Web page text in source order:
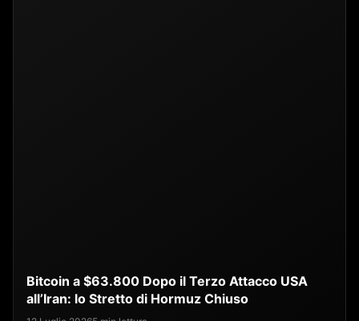
Bitcoin a $63.800 Dopo il Terzo Attacco USA
all’Iran: lo Stretto di Hormuz Chiuso